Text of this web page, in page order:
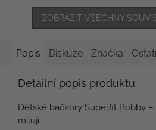
ZOBRAZIT VŠECHNY
Popis Diskuze Značka
Detailní popis produktu
Dětské bačkory Superfit Bobby
milují.